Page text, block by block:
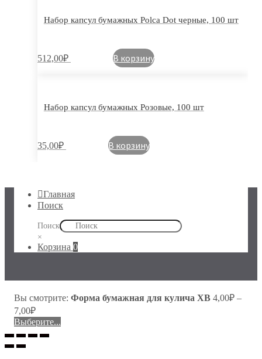
Набор капсул бумажных Polca Dot черные, 100 шт
512,00₽ В корзину
Набор капсул бумажных Розовые, 100 шт
35,00₽ В корзину
Главная
Поиск
Поиск
×
Корзина 0
Вы смотрите: Форма бумажная для кулича ХВ 4,00₽ –
7,00₽
Выберите...